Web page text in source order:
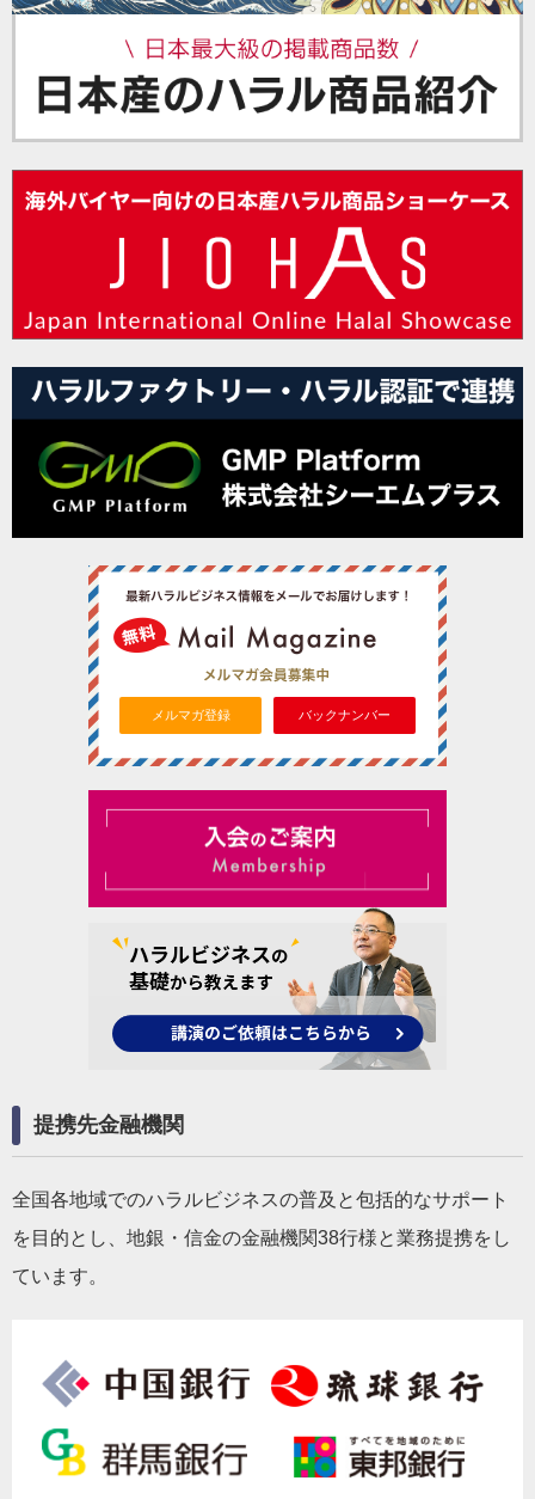
メルマガ登録 バックナンバー
提携先金融機関
全国各地域でのハラルビジネスの普及と包括的なサポート
を目的とし、地銀・信金の金融機関38行様と業務提携をし
ています。